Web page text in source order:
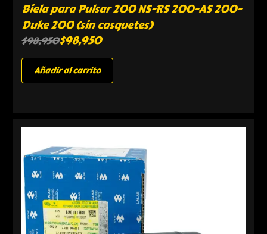
Biela para Pulsar 200 NS-RS 200-AS 200-
Duke 200 (sin casquetes)
$98,950$98,950
Añadir al carrito